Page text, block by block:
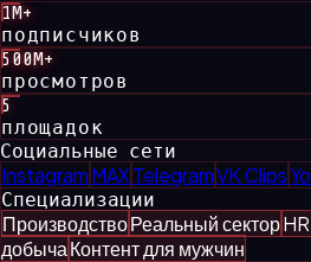
1M+
подписчиков
500M+
просмотров
5
площадок
Социальные сети
InstagramMAXTelegramVK Clips
Специализации
ПроизводствоРеальный сектор
добычаКонтент для мужчин